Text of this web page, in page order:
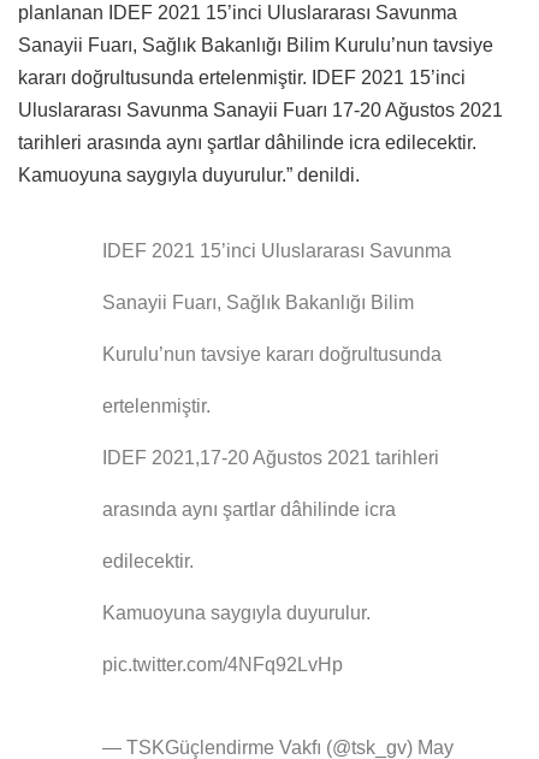
planlanan IDEF 2021 15’inci Uluslararası Savunma
Sanayii Fuarı, Sağlık Bakanlığı Bilim Kurulu’nun tavsiye
kararı doğrultusunda ertelenmiştir. IDEF 2021 15’inci
Uluslararası Savunma Sanayii Fuarı 17-20 Ağustos 2021
tarihleri arasında aynı şartlar dâhilinde icra edilecektir.
Kamuoyuna saygıyla duyurulur.” denildi.
IDEF 2021 15’inci Uluslararası Savunma
Sanayii Fuarı, Sağlık Bakanlığı Bilim
Kurulu’nun tavsiye kararı doğrultusunda
ertelenmiştir.
IDEF 2021,17-20 Ağustos 2021 tarihleri
arasında aynı şartlar dâhilinde icra
edilecektir.
Kamuoyuna saygıyla duyurulur.
pic.twitter.com/4NFq92LvHp
— TSKGüçlendirme Vakfı (@tsk_gv) May